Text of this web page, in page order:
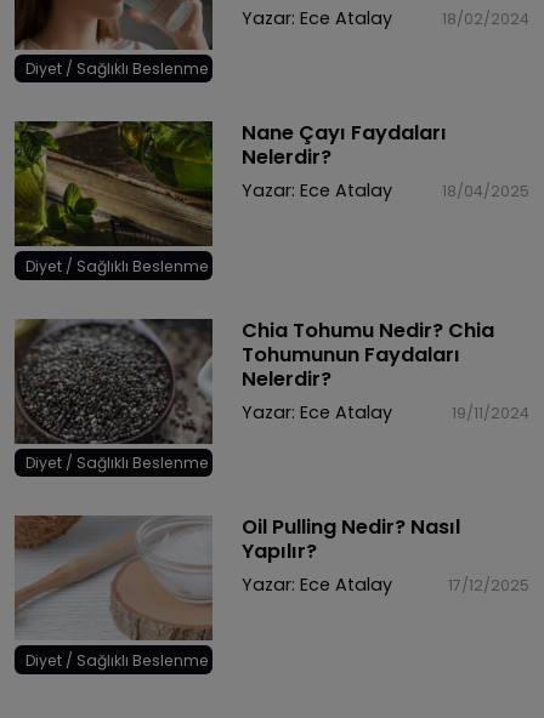
Diyet / Sağlıklı Beslenme
Yazar: Ece Atalay 18/02/2024
Diyet / Sağlıklı Beslenme
Nane Çayı Faydaları
Nelerdir?
Yazar: Ece Atalay 18/04/2025
Diyet / Sağlıklı Beslenme
Chia Tohumu Nedir? Chia
Tohumunun Faydaları
Nelerdir?
Yazar: Ece Atalay 19/11/2024
Diyet / Sağlıklı Beslenme
Oil Pulling Nedir? Nasıl
Yapılır?
Yazar: Ece Atalay 17/12/2025